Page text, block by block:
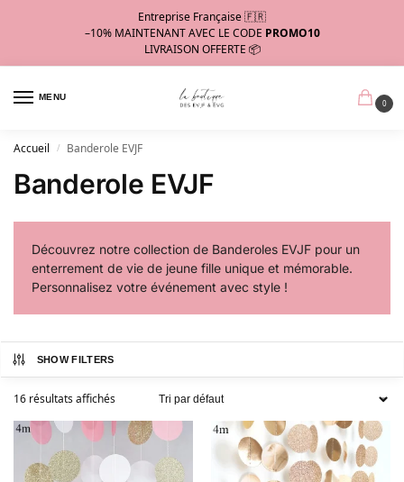
Entreprise Française 🇫🇷
–10% MAINTENANT AVEC LE CODE PROMO10
LIVRAISON OFFERTE 📦
MENU
0
Accueil / Banderole EVJF
Banderole EVJF
Découvrez notre collection de Banderoles EVJF pour un
enterrement de vie de jeune fille unique et mémorable.
Personnalisez votre événement avec style !
SHOW FILTERS
16 résultats affichés